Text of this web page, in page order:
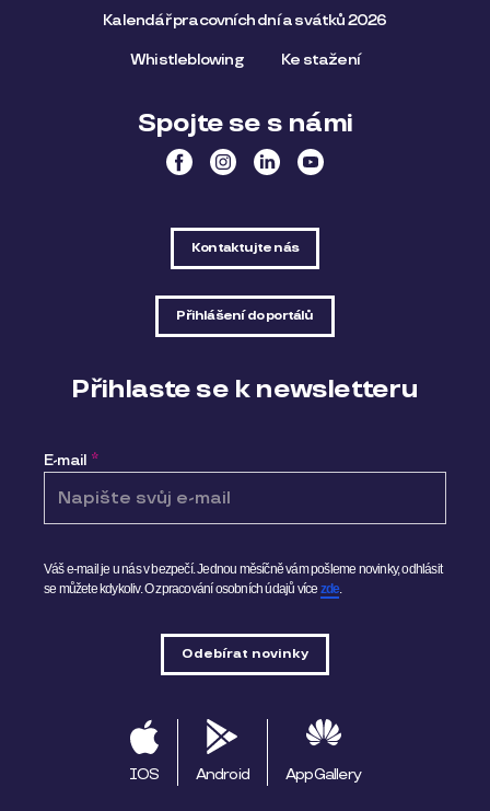
Kalendář pracovních dní a svátků 2026
Whistleblowing Ke stažení
Spojte se s námi
Kontaktujte nás
Přihlášení do portálů
Přihlaste se k newsletteru
E-mail *
Váš e-mail je u nás v bezpečí. Jednou měsíčně vám pošleme novinky, odhlásit
se můžete kdykoliv.O zpracování osobních údajů více zde.
IOS Android AppGallery